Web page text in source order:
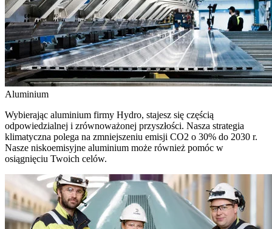
Aluminium
Wybierając aluminium firmy Hydro, stajesz się częścią
odpowiedzialnej i zrównoważonej przyszłości. Nasza strategia
klimatyczna polega na zmniejszeniu emisji CO2 o 30% do 2030 r.
Nasze niskoemisyjne aluminium może również pomóc w
osiągnięciu Twoich celów.